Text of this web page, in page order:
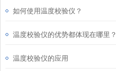
如何使用温度校验仪？
温度校验仪的优势都体现在哪里？
温度校验仪的应用